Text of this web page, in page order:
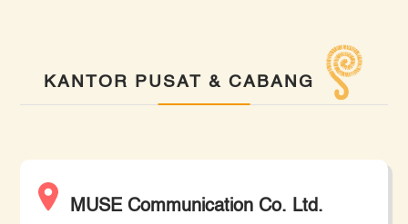
KANTOR PUSAT & CABANG
MUSE Communication Co. Ltd.